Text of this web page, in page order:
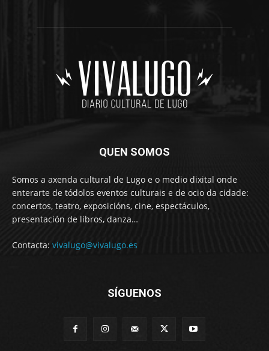
QUEN SOMOS
Somos a axenda cultural de Lugo e o medio dixital onde
enterarte de tódolos eventos culturais e de ocio da cidade:
concertos, teatro, exposicións, cine, espectáculos,
presentación de libros, danza…
Contacta: vivalugo@vivalugo.es
SÍGUENOS